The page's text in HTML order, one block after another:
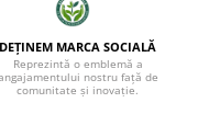
DEȚINEM MARCA SOCIALĂ
Reprezintă o emblemă a
nostru față de
comunitate și inovație.